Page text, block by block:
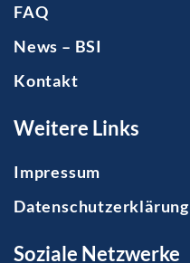
FAQ
News – BSI
Kontakt
Weitere Links
Impressum
Datenschutzerklärung
Soziale Netzwerke